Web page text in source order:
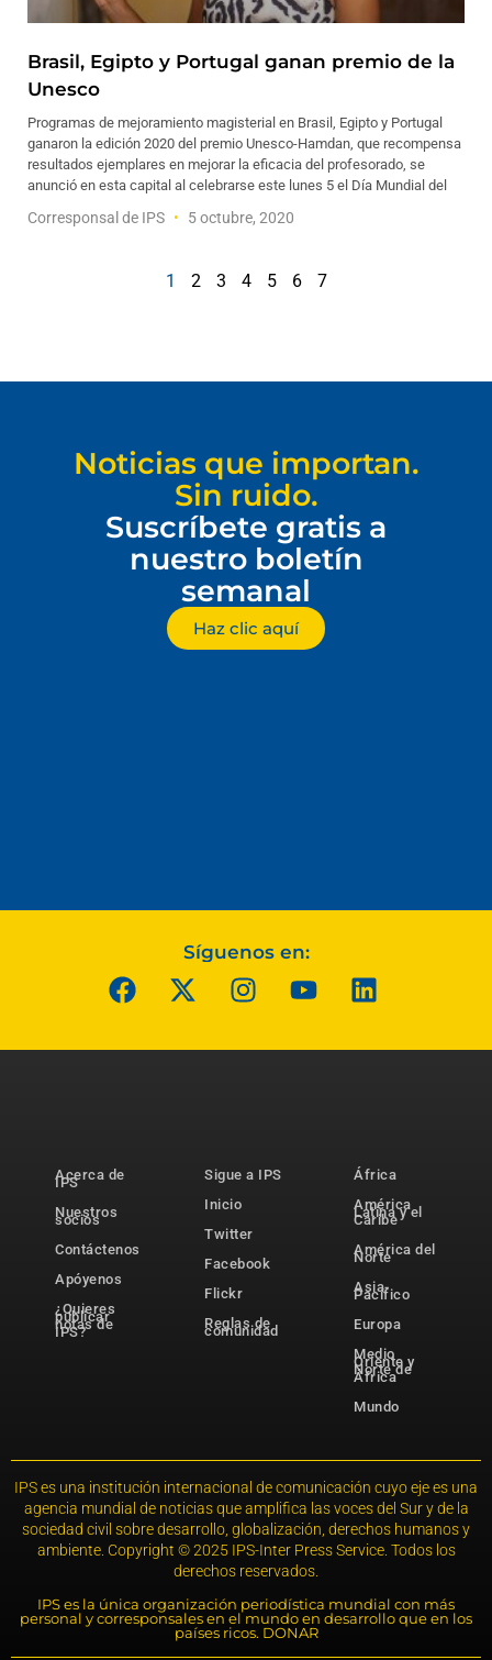
Brasil, Egipto y Portugal ganan premio de la
Unesco
Programas de mejoramiento magisterial en Brasil, Egipto y Portugal
ganaron la edición 2020 del premio Unesco-Hamdan, que recompensa
resultados ejemplares en mejorar la eficacia del profesorado, se
anunció en esta capital al celebrarse este lunes 5 el Día Mundial del
Corresponsal de IPS 5 octubre, 2020
1 2 3 4 5 6 7
Noticias que importan.
Sin ruido.
Suscríbete gratis a
nuestro boletín
semanal
Haz clic aquí
Síguenos en:
Acerca de
IPS
Nuestros
socios
Contáctenos
Apóyenos
¿Quieres
publicar
notas de
IPS?
Sigue a IPS
Inicio
Twitter
Facebook
Flickr
Reglas de
comunidad
África
América
Latina y el
Caribe
América del
Norte
Asia-
Pacífico
Europa
Medio
Oriente y
Norte de
África
Mundo
IPS es una institución internacional de comunicación cuyo eje es una
agencia mundial de noticias que amplifica las voces del Sur y de la
sociedad civil sobre desarrollo, globalización, derechos humanos y
ambiente. Copyright © 2025 IPS-Inter Press Service. Todos los
derechos reservados.
IPS es la única organización periodística mundial con más
personal y corresponsales en el mundo en desarrollo que en los
países ricos. DONAR